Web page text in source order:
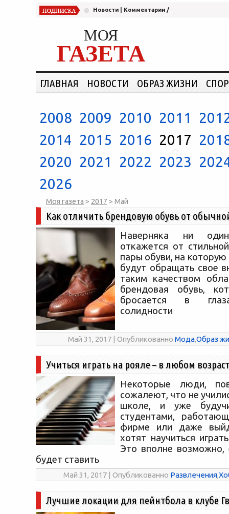
Новости Комментарии /
МОЯ
ГАЗЕТА
ГЛАВНАЯ НОВОСТИ ОБРАЗ ЖИЗНИ
2008 2009 2010 2011
2014 2015 2016 2017
2020 2021 2022 2023
2026
Моя газета > 2017 > Май
Как отличить брендовую обувь от
Наверняка ни
откажется от
пары обуви, на
будут обращать свое
таким качеством
брендовая обувь,
бросается в
солидности
Май 31, 2017 | Опубликованно Мода,Образ
Учиться играть на рояле – в любом
Некоторые люди,
сожалеют, что не
школе, и уже
студентами,
фирме или даже
хотят научиться
Это вполне возможно,
будет ставить
Май 31, 2017 | Опубликованно Развлечения,
Лучшие локации для пейнтбола в клубе